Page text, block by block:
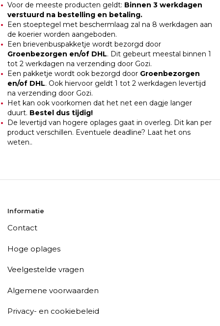
Voor de meeste producten geldt: Binnen 3 werkdagen
verstuurd na bestelling en betaling.
Een stoeptegel met beschermlaag zal na 8 werkdagen aan
de koerier worden aangeboden.
Een brievenbuspakketje wordt bezorgd door
Groenbezorgen en/of DHL. Dit gebeurt meestal binnen 1
tot 2 werkdagen na verzending door Gozi.
Een pakketje wordt ook bezorgd door Groenbezorgen
en/of DHL. Ook hiervoor geldt 1 tot 2 werkdagen levertijd
na verzending door Gozi.
Het kan ook voorkomen dat het net een dagje langer
duurt. Bestel dus tijdig!
De levertijd van hogere oplages gaat in overleg. Dit kan per
product verschillen. Eventuele deadline? Laat het ons
weten..
Informatie
Contact
Hoge oplages
Veelgestelde vragen
Algemene voorwaarden
Privacy- en cookiebeleid